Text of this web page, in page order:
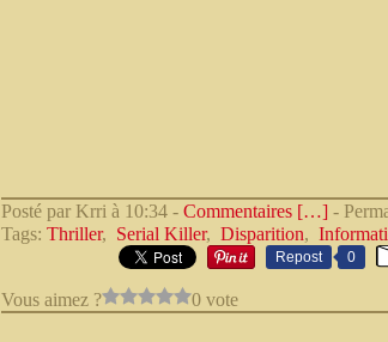
Posté par Krri à 10:34 - Commentaires […] -
Tags: Thriller, Serial Killer, Disparition,
Repost 0
Vous aimez ? 0 vote